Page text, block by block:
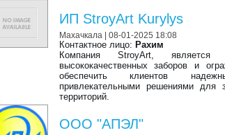
ИП StroyArt Kurylys
Махачкала | 08-01-2025 18:08
Контактное лицо: Рахим
Компания StroyArt, является
высококачественных заборов и
обеспечить клиентов
привлекательными решениями
территорий.
ООО "АПЭЛ"